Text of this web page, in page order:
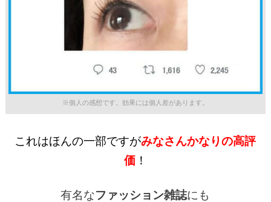
※個人の感想です。効果には個人差があります。
これはほんの一部ですがみなさんかなりの高評
価！
有名なファッション雑誌にも